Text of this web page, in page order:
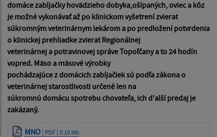
domáce zabíjačky hovädzieho dobyka,ošípaných, oviec a kôz
je možné vykonávať až po klinickom vyšetrení zvierat
súkromným veterinárnym lekárom a po predložení potvrdenia
o klinickej prehliadke zvierat Regionálnej
veterinárnej a potravinovej správe Topoľčany a to 24 hodín
vopred. Mäso a mäsové výrobky
pochádzajúce z domácich zabíjačiek sú podľa zákona o
veterinárnej starostlivosti určené len na
súkromnú domácu spotrebu chovateľa, ich d'alší predaj je
zakázaný.
MNO | PDF | 0.18 Mb